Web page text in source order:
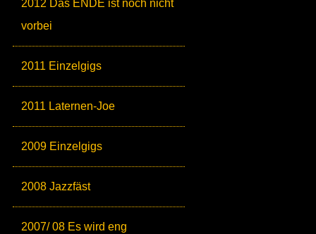
2012 Das ENDE ist noch nicht
vorbei
2011 Einzelgigs
2011 Laternen-Joe
2009 Einzelgigs
2008 Jazzfäst
2007/ 08 Es wird eng